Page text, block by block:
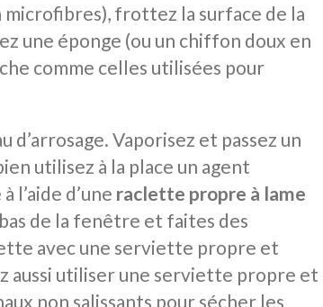
microfibres), frottez la surface de la
une éponge (ou un chiffon doux en
comme celles utilisées pour
d’arrosage. Vaporisez et passez un
utilisez à la place un agent
l’aide d’une raclette propre à lame
de la fenêtre et faites des
avec une serviette propre et
aussi utiliser une serviette propre et
non salissants pour sécher les